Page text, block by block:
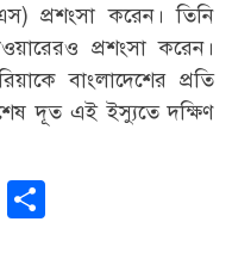
প্রশংসা করেন। তিনি
প্রশংসা করেন।
বাংলাদেশের প্রতি
দূত এই ইস্যুতে দক্ষিণ
Pinterest